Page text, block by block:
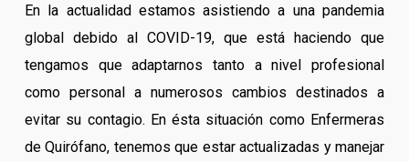
En la actualidad estamos asistiendo a una pandemia
global debido al COVID-19, que está haciendo que
tengamos que adaptarnos tanto a nivel profesional
como personal a numerosos cambios destinados a
evitar su contagio. En ésta situación como Enfermeras
de Quirófano, tenemos que estar actualizadas y manejar